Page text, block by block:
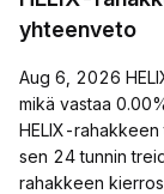
yhteenveto
Aug 6, 2026
mikä vastaa
HELIX-
sen 24 tunnin
rahakkeen